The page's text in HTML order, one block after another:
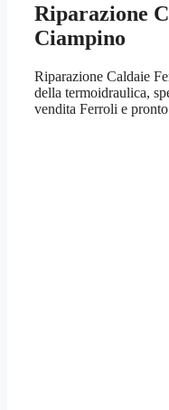
Riparazione
Ciampino
Riparazione Caldaie
della termoidraulica,
vendita Ferroli e